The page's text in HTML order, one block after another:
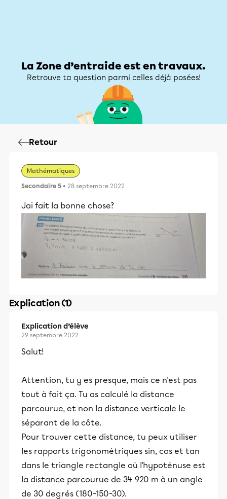
La Zone d’entraide est en travaux.
Retrouve ta question parmi celles déjà posées!
Retour
Mathématiques
Secondaire 5 • 28 septembre 2022
Jai fait la bonne chose?
Explication (1)
Explication d’élève
29 septembre 2022
Salut!
Attention, tu y es presque, mais ce n'est pas
tout à fait ça. Tu as calculé la distance
parcourue, et non la distance verticale le
séparant de la côte.
Pour trouver cette distance, tu peux utiliser
les rapports trigonométriques sin, cos et tan
dans le triangle rectangle où l'hypoténuse est
la distance parcourue de 34 920 m à un angle
de 30 degrés (180-150-30).